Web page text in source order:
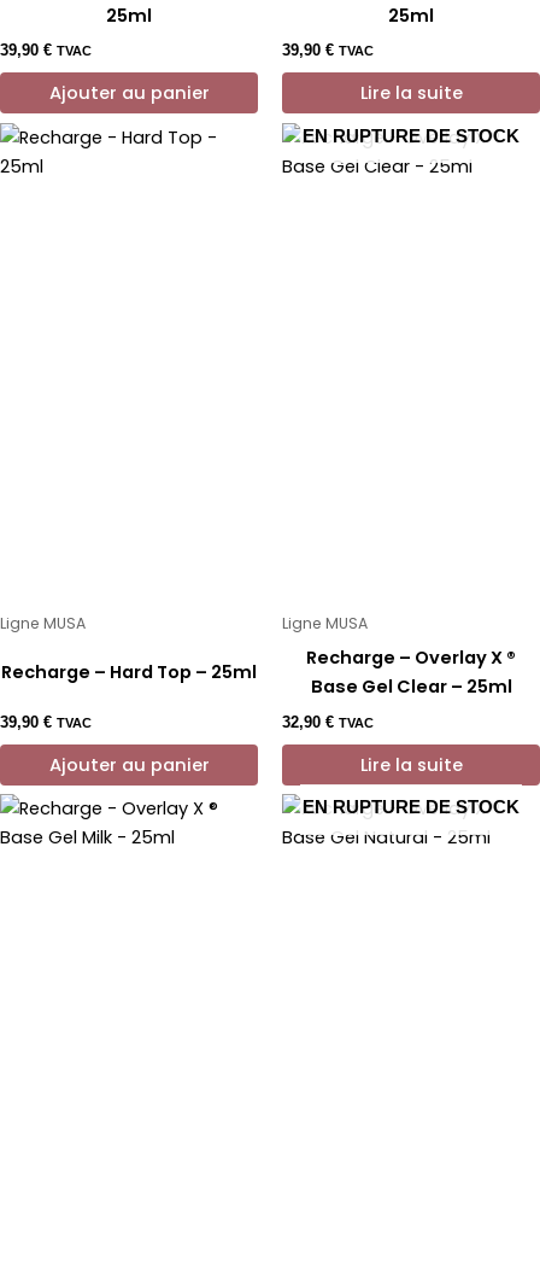
25ml
39,90 € TVAC
Ajouter au panier
25ml
39,90 € TVAC
Lire la suite
Ligne MUSA
Recharge – Hard Top – 25ml
39,90 € TVAC
Ajouter au panier
EN RUPTURE DE STOCK
Ligne MUSA
Recharge – Overlay X ®
Base Gel Clear – 25ml
32,90 € TVAC
Lire la suite
EN RUPTURE DE STOCK